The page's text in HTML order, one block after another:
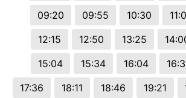
09:20
09:55 10:30
12:15
12:50 13:25
15:04
15:34 16:04
17:36
18:11 18:46 19:21